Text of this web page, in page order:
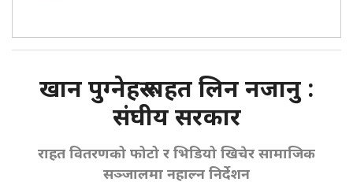
खान पुग्नेहरू राहत लिन नजानु :
संघीय सरकार
राहत वितरणको फोटो र भिडियो खिचेर सामाजिक
सञ्जालमा नहाल्न निर्देशन